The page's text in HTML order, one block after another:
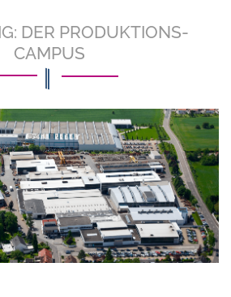
DER PRODUKTIONS-
CAMPUS